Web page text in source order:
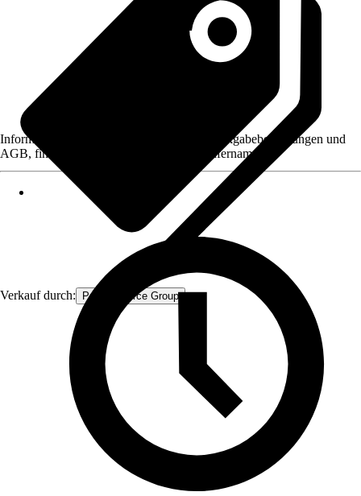
Verkauf durch: Procommerce Group
Informationen des Verkäufers, wie z. B. Rückgabebedingungen und
AGB, finden Sie bei Klick auf den Verkäufernamen.